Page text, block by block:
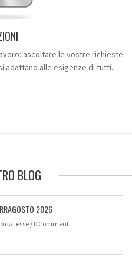
ascoltare le vostre richieste
adattano alle esigenze di tutti.
BLOG
2026
da iesse / 0 Comment